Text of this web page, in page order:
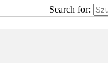
Search for: